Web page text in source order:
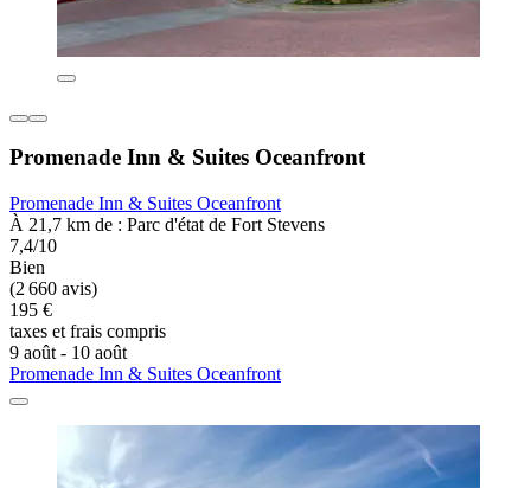
Promenade Inn & Suites Oceanfront
Promenade Inn & Suites Oceanfront
À 21,7 km de : Parc d'état de Fort Stevens
7,4/10
Bien
(2 660 avis)
195 €
taxes et frais compris
9 août - 10 août
Promenade Inn & Suites Oceanfront